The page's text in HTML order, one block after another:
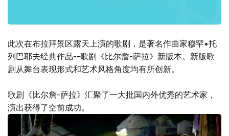
此次在布拉拜景区露天上演的歌剧，是著名作曲家穆罕•托
列巴耶夫经典作品--歌剧《比尔詹-萨拉》新版本。新版歌
剧从舞台表现形式和艺术风格角度均有所创新。
歌剧《比尔詹-萨拉》汇聚了一大批国内外优秀的艺术家，
演出获得了空前成功。